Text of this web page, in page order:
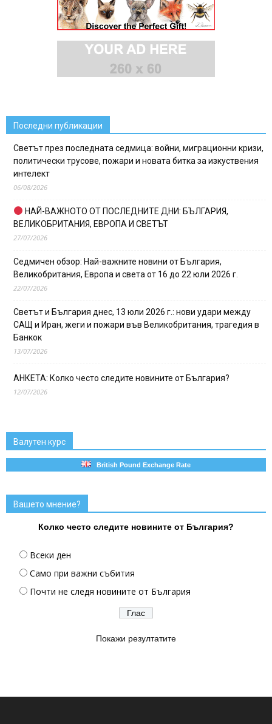
Последни публикации
Светът през последната седмица: войни, миграционни кризи,
политически трусове, пожари и новата битка за изкуствения
интелект
06/08/2026
НАЙ-ВАЖНОТО ОТ ПОСЛЕДНИТЕ ДНИ: БЪЛГАРИЯ,
ВЕЛИКОБРИТАНИЯ, ЕВРОПА И СВЕТЪТ
27/07/2026
Седмичен обзор: Най-важните новини от България,
Великобритания, Европа и света от 16 до 22 юли 2026 г.
22/07/2026
Светът и България днес, 13 юли 2026 г.: нови удари между
САЩ и Иран, жеги и пожари във Великобритания, трагедия в
Банкок
13/07/2026
АНКЕТА: Колко често следите новините от България?
12/07/2026
Валутен курс
British Pound Exchange Rate
Вашето мнение?
Колко често следите новините от България?
Всеки ден
Само при важни събития
Почти не следя новините от България
Покажи резултатите